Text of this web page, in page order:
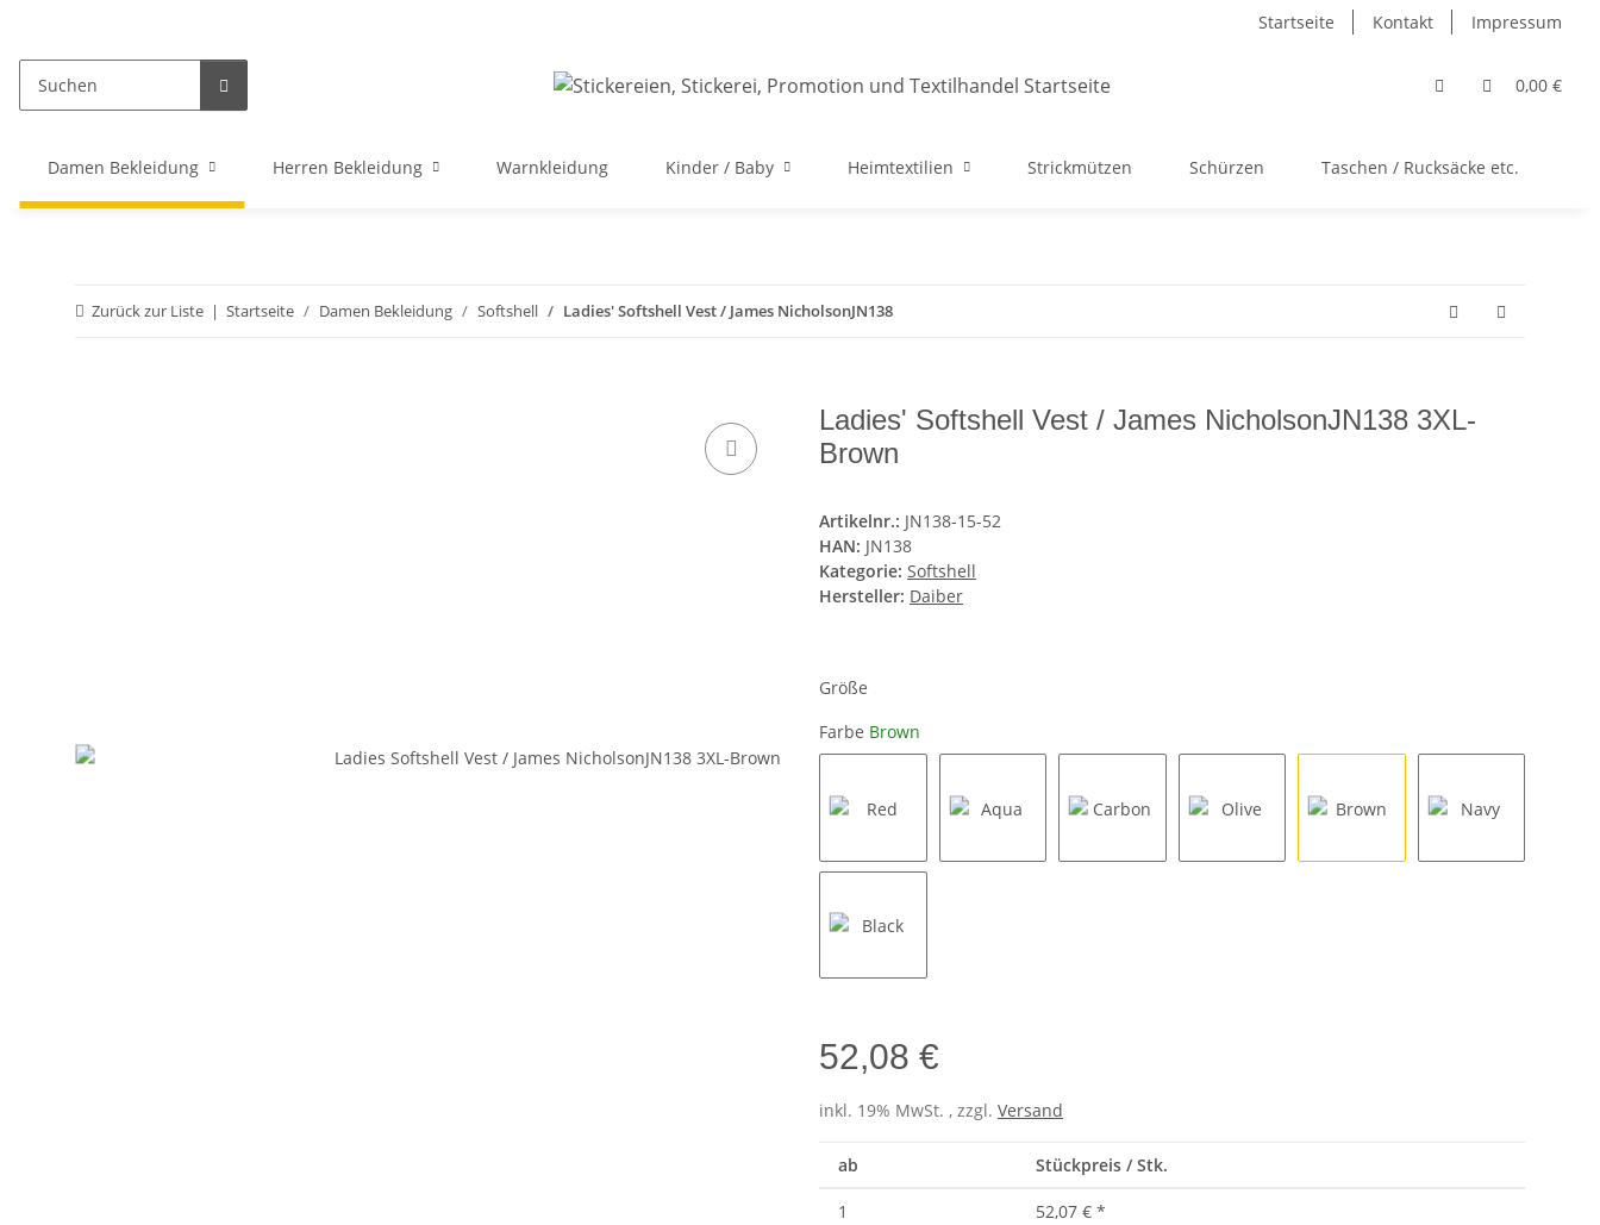
Startseite Kontakt Impressum
0,00 €
Damen Bekleidung Herren Bekleidung Warnkleidung Kinder / Baby Heimtextilien Strickmützen Schürzen Taschen / Rucksäcke etc.
Zurück zur Liste Startseite Damen Bekleidung Softshell Ladies' Softshell Vest / James NicholsonJN138
Ladies' Softshell Vest / James NicholsonJN138 3XL-
Brown
Artikelnr.: JN138-15-52
HAN: JN138
Kategorie: Softshell
Hersteller: Daiber
Größe
Farbe Brown
Red
52,08 €
inkl. 19% MwSt. , zzgl. Versand
ab Stückpreis / Stk.
1 52,07 € *